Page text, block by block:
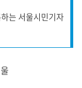
는 서울시민기자